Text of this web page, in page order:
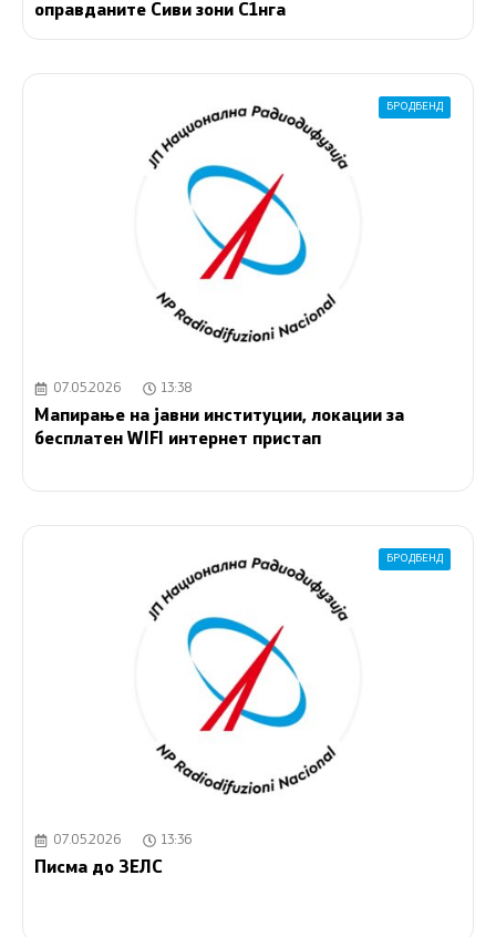
оправданите Сиви зони С1нга
БРОДБЕНД
07.05.2026 13:38
Мапирање на јавни институции, локации за
бесплатен WIFI интернет пристап
БРОДБЕНД
07.05.2026 13:36
Писма до ЗЕЛС